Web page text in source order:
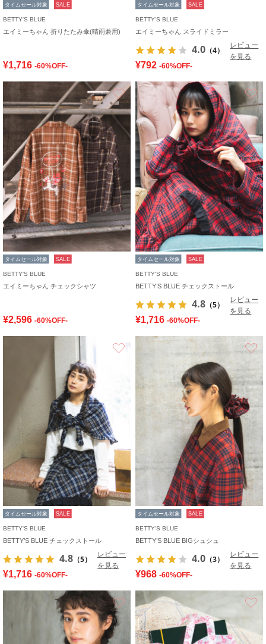
タイムセール対象 SALE
BETTY'S BLUE
エイミーちゃん 折りたたみ傘(晴雨兼用)
¥1,716 -60%OFF-
タイムセール対象 SALE
BETTY'S BLUE
エイミーちゃん スライドミラー
4.0 （4）
レビュー
を見る
¥792 -60%OFF-
お気に入り
タイムセール対象 SALE
BETTY'S BLUE
エイミーちゃん チェックシャツ
¥2,596 -60%OFF-
タイムセール対象 SALE
BETTY'S BLUE
BETTY’S BLUE チェックストール
4.8 （5）
レビュー
を見る
¥1,716 -60%OFF-
お気に入り
タイムセール対象 SALE
BETTY'S BLUE
BETTY’S BLUE チェックストール
4.8 （5）
レビュー
を見る
¥1,716 -60%OFF-
タイムセール対象 SALE
BETTY'S BLUE
BETTY’S BLUE BIGシュシュ
4.0 （3）
レビュー
を見る
¥968 -60%OFF-
お気に入り